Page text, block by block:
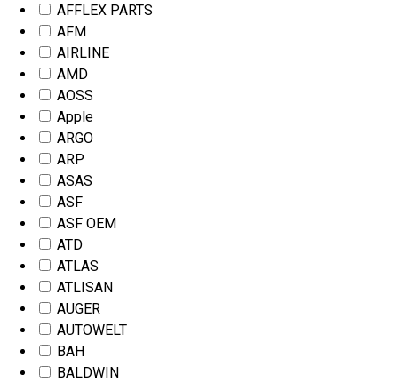
AFFLEX PARTS
AFM
AIRLINE
AMD
AOSS
Apple
ARGO
ARP
ASAS
ASF
ASF OEM
ATD
ATLAS
ATLISAN
AUGER
AUTOWELT
BAH
BALDWIN